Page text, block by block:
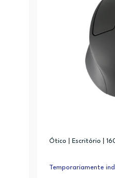
Ótico | Escritório |
Temporariamente